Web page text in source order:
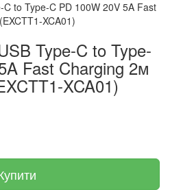
Type-C to Type-
Fast Charging 2м
XCA01)